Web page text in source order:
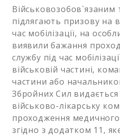
Військовозобов`язаним
підлягають призову на
час мобілізації, на
виявили бажання
службу під час
військовій частині,
частини або
Збройних Cил
військово-лікарську
проходження
згідно з додатком 11,